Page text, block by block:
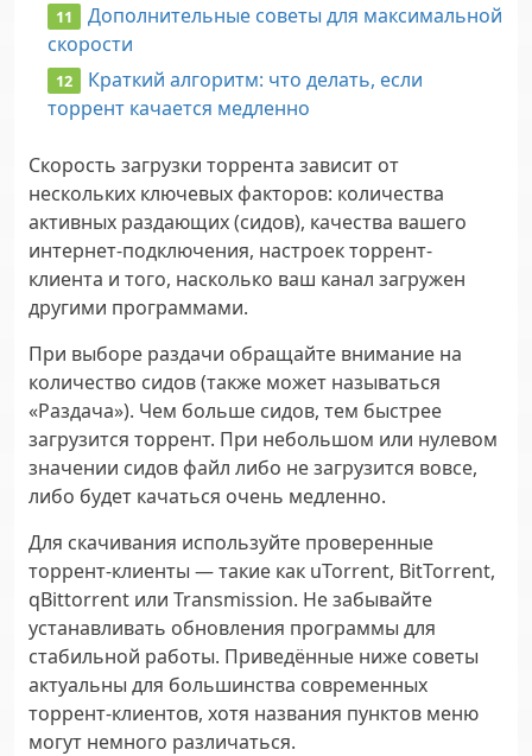
Дополнительные советы для максимальной
скорости
Краткий алгоритм: что делать, если
торрент качается медленно
Скорость загрузки торрента зависит от
нескольких ключевых факторов: количества
активных раздающих (сидов), качества вашего
интернет-подключения, настроек торрент-
клиента и того, насколько ваш канал загружен
другими программами.
При выборе раздачи обращайте внимание на
количество сидов (также может называться
«Раздача»). Чем больше сидов, тем быстрее
загрузится торрент. При небольшом или нулевом
значении сидов файл либо не загрузится вовсе,
либо будет качаться очень медленно.
Для скачивания используйте проверенные
торрент-клиенты — такие как uTorrent, BitTorrent,
qBittorrent или Transmission. Не забывайте
устанавливать обновления программы для
стабильной работы. Приведённые ниже советы
актуальны для большинства современных
торрент-клиентов, хотя названия пунктов меню
могут немного различаться.